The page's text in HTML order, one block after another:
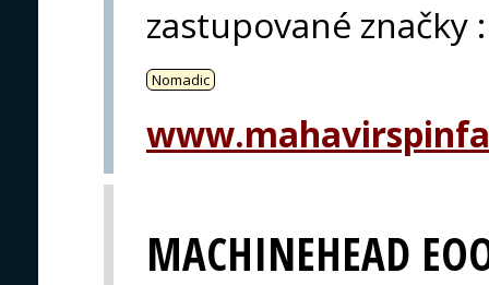
zastupované značky :
Nomadic
MACHINEHEAD